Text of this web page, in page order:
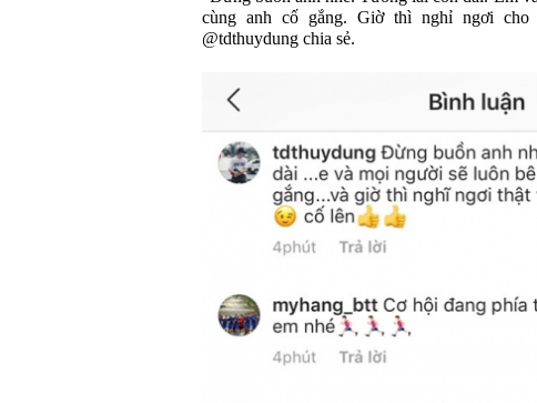
cùng anh cố gắng. Giờ thì nghỉ ngơi
@tdthuydung chia sẻ.